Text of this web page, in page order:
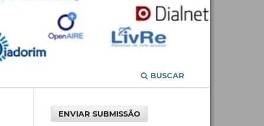
BUSCAR
ENVIAR SUBMISSÃO